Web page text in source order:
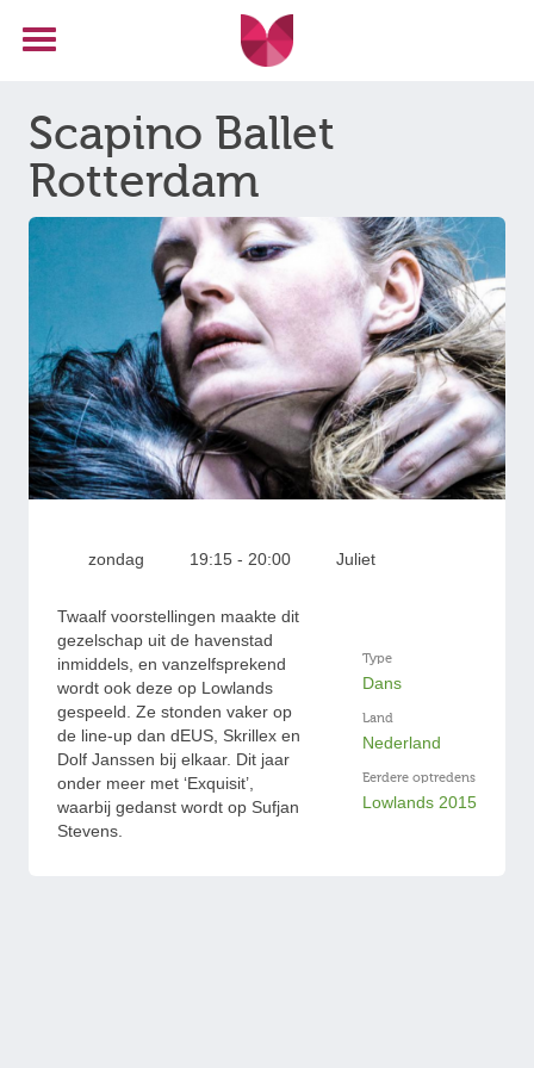
Scapino Ballet
Rotterdam
zondag 19:15 - 20:00 Juliet
Type
Dans
Land
Nederland
Eerdere optredens
Lowlands 2015
Twaalf voorstellingen maakte dit
gezelschap uit de havenstad
inmiddels, en vanzelfsprekend
wordt ook deze op Lowlands
gespeeld. Ze stonden vaker op
de line-up dan dEUS, Skrillex en
Dolf Janssen bij elkaar. Dit jaar
onder meer met ‘Exquisit’,
waarbij gedanst wordt op Sufjan
Stevens.